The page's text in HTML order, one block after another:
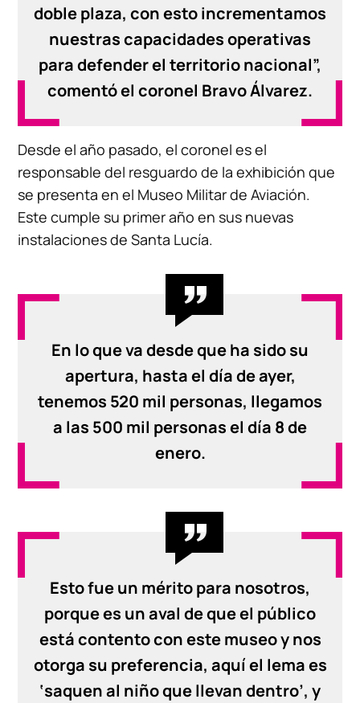
doble plaza, con esto incrementamos
nuestras capacidades operativas
para defender el territorio nacional”,
comentó el coronel Bravo Álvarez.
Desde el año pasado, el coronel es el
responsable del resguardo de la exhibición que
se presenta en el Museo Militar de Aviación.
Este cumple su primer año en sus nuevas
instalaciones de Santa Lucía.
En lo que va desde que ha sido su
apertura, hasta el día de ayer,
tenemos 520 mil personas, llegamos
a las 500 mil personas el día 8 de
enero.
Esto fue un mérito para nosotros,
porque es un aval de que el público
está contento con este museo y nos
otorga su preferencia, aquí el lema es
‘saquen al niño que llevan dentro’, y